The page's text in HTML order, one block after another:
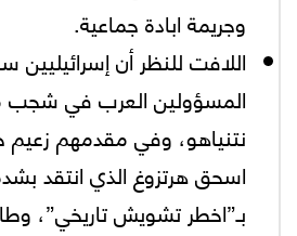
وجريمة ابادة جماعية.
اللافت للنظر أن إسرائيليين
المسؤولين العرب في شجب
نتنياهو، وفي مقدمهم زعيم
اسحق هرتزوغ الذي انتقد
بـ”اخطر تشويش تاريخي”،